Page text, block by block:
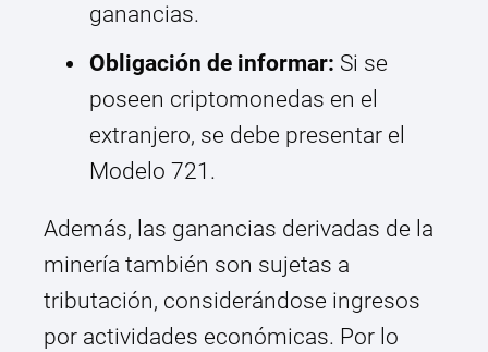
ganancias.
Obligación de informar: Si se
poseen criptomonedas en el
extranjero, se debe presentar el
Modelo 721.
Además, las ganancias derivadas de la
minería también son sujetas a
tributación, considerándose ingresos
por actividades económicas. Por lo